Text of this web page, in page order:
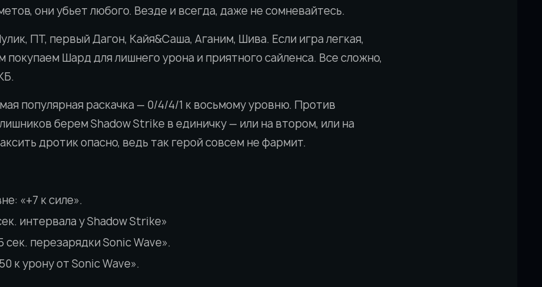
они убьет любого. Везде и всегда, даже не сомневайтесь.
ПТ, первый Дагон, Кайя&Саша, Аганим, Шива. Если игра легкая,
покупаем Шард для лишнего урона и приятного сайленса. Все сложно,
популярная раскачка — 0/4/4/1 к восьмому уровню. Против
берем Shadow Strike в единичку — или на втором, или на
дротик опасно, ведь так герой совсем не фармит.
«+7 к силе».
интервала у Shadow Strike»
сек. перезарядки Sonic Wave».
к урону от Sonic Wave».